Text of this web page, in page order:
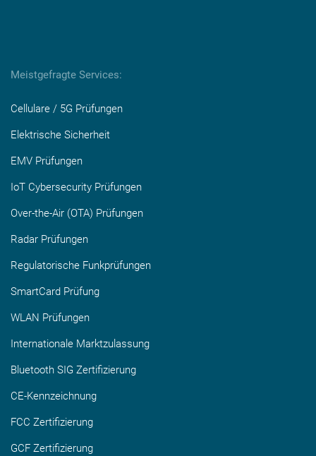
Meistgefragte Services:
Cellulare / 5G Prüfungen
Elektrische Sicherheit
EMV Prüfungen
IoT Cybersecurity Prüfungen
Over-the-Air (OTA) Prüfungen
Radar Prüfungen
Regulatorische Funkprüfungen
SmartCard Prüfung
WLAN Prüfungen
Internationale Marktzulassung
Bluetooth SIG Zertifizierung
CE-Kennzeichnung
FCC Zertifizierung
GCF Zertifizierung